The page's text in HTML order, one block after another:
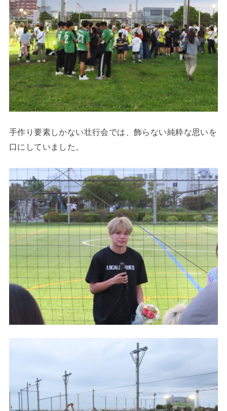
手作り要素しかない壮行会では、飾らない純粋な思いを
口にしていました。